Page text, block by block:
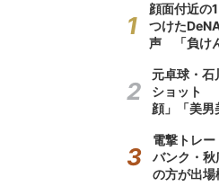
顔面付近の
つけた
声 「負け
元卓球・石
ショット
顔」「美男
電撃トレ
バンク・秋
の方が出